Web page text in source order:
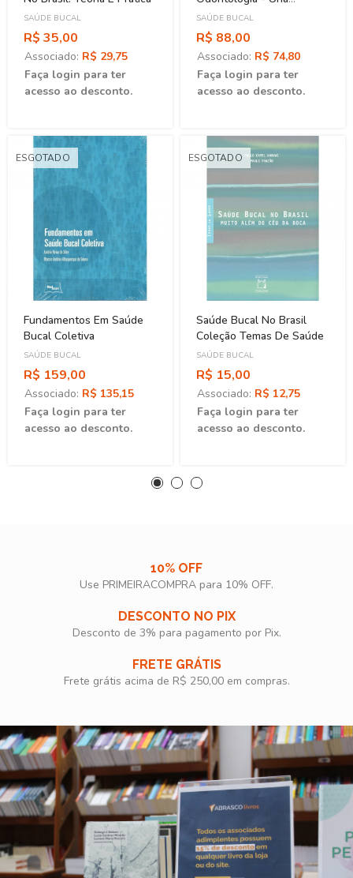
SAÚDE BUCAL
R$ 35,00
Associado: R$ 29,75
Faça login para ter
acesso ao desconto.
ESGOTADO
Fundamentos Em Saúde
Bucal Coletiva
SAÚDE BUCAL
R$ 159,00
Associado: R$ 135,15
Faça login para ter
acesso ao desconto.
Arqueología Del Arte
Dental
SAÚDE BUCAL
R$ 88,00
Associado: R$ 74,80
Faça login para ter
acesso ao desconto.
ESGOTADO
Saúde Bucal No Brasil
Coleção Temas De Saúde
SAÚDE BUCAL
R$ 15,00
Associado: R$ 12,75
Faça login para ter
acesso ao desconto.
10% OFF
Use PRIMEIRACOMPRA para 10% OFF.​
DESCONTO NO PIX
Desconto de 3% para pagamento por Pix.
FRETE GRÁTIS
Frete grátis acima de R$ 250,00 em compras.